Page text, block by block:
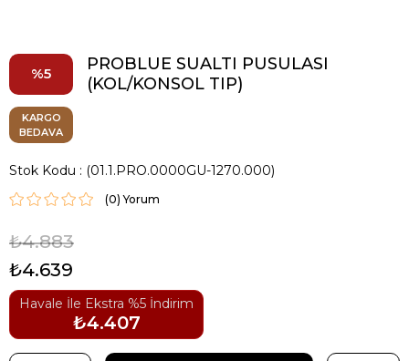
5
PROBLUE SUALTI PUSULASI
(KOL/KONSOL TIP)
KARGO
BEDAVA
Stok Kodu (01.1.PRO.0000GU-1270.000)
(0)
₺4.883
₺4.639
Havale İle Ekstra %5 İndirim
₺4.407